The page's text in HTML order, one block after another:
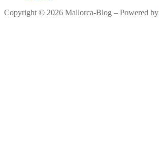
Copyright © 2026 Mallorca-Blog – Powered by